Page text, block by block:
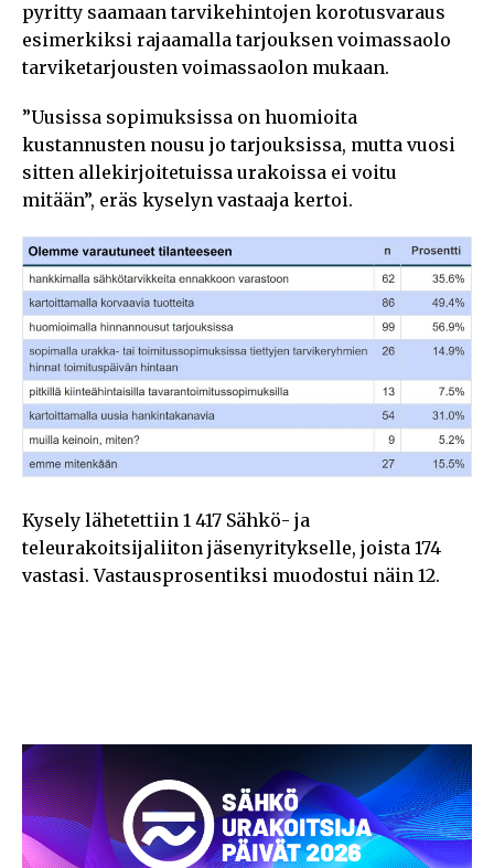
pyritty saamaan tarvikehintojen korotusvaraus
esimerkiksi rajaamalla tarjouksen voimassaolo
tarviketarjousten voimassaolon mukaan.
”Uusissa sopimuksissa on huomioita
kustannusten nousu jo tarjouksissa, mutta vuosi
sitten allekirjoitetuissa urakoissa ei voitu
mitään”, eräs kyselyn vastaaja kertoi.
Kysely lähetettiin 1 417 Sähkö- ja
teleurakoitsijaliiton jäsenyritykselle, joista 174
vastasi. Vastausprosentiksi muodostui näin 12.